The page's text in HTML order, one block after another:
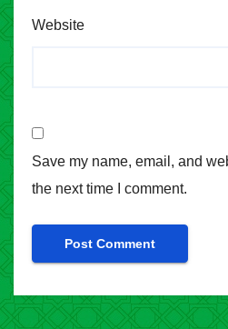
Website
Save my name, email, and
the next time I comment.